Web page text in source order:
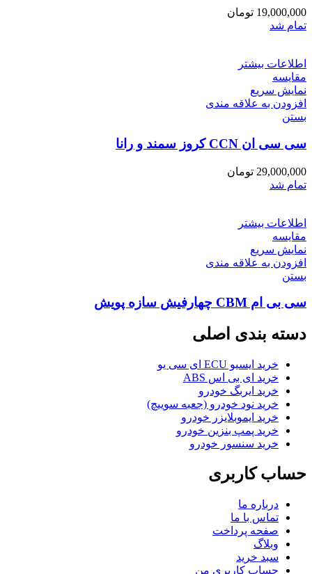
19,000,000 تومان
تمام شد
اطلاعات بیشتر
مقایسه
نمایش سریع
افزودن به علاقه مندی
بستن
سی سی ان CCN کروز سمند و رانا
29,000,000 تومان
تمام شد
اطلاعات بیشتر
مقایسه
نمایش سریع
افزودن به علاقه مندی
بستن
سی بی ام CBM چهارفیش سازه پویش
دسته بندی اصلی
خرید ایسیو ECU ای سی یو
خرید ای بی اس ABS
خرید ایربگ خودرو
خرید نود خودرو (جعبه سوییچ)
خرید ایموبلایزر خودرو
خرید پمپ بنزین خودرو
خرید سنسور خودرو
حساب کاربری
درباره ما
تماس با ما
صفحه پرداخت
وبلاگ
سبد خرید
حساب کاربری من